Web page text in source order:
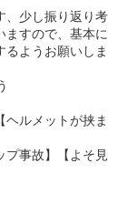
、少し振り返り考
ますので、基本に
ようお願いしま
ヘルメットが挟ま
プ事故】【よそ見